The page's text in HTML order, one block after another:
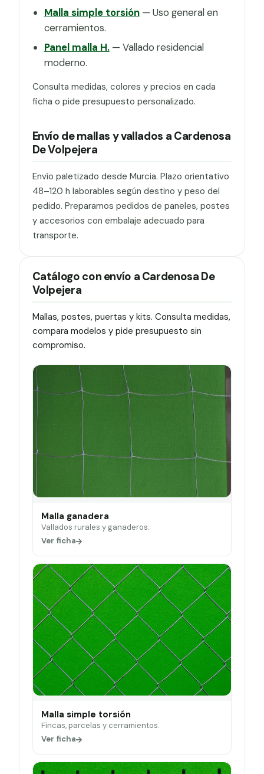
Malla simple torsión— Uso general en
cerramientos.
Panel malla H.— Vallado residencial
moderno.
Consulta medidas, colores y precios en cada
ficha o pide presupuesto personalizado.
Envío de mallas y vallados a Cardenosa
De Volpejera
Envío paletizado desde Murcia. Plazo orientativo
48–120 h laborables según destino y peso del
pedido. Preparamos pedidos de paneles, postes
y accesorios con embalaje adecuado para
transporte.
Catálogo con envío a Cardenosa De
Volpejera
Mallas, postes, puertas y kits. Consulta medidas,
compara modelos y pide presupuesto sin
compromiso.
Malla ganadera
Vallados rurales y ganaderos.
Ver ficha
Malla simple torsión
Fincas, parcelas y cerramientos.
Ver ficha